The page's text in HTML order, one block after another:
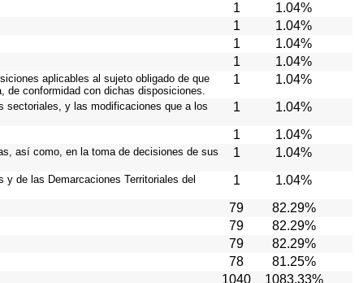
1 1.04%
1 1.04%
1 1.04%
1 1.04%
aplicables al sujeto obligado de que
de conformidad con dichas disposiciones.
1 1.04%
sectoriales, y las modificaciones que a los
1 1.04%
1 1.04%
así como, en la toma de decisiones de sus
1 1.04%
de las Demarcaciones Territoriales del
1 1.04%
79 82.29%
79 82.29%
79 82.29%
78
81.25%
1040
1083.33%